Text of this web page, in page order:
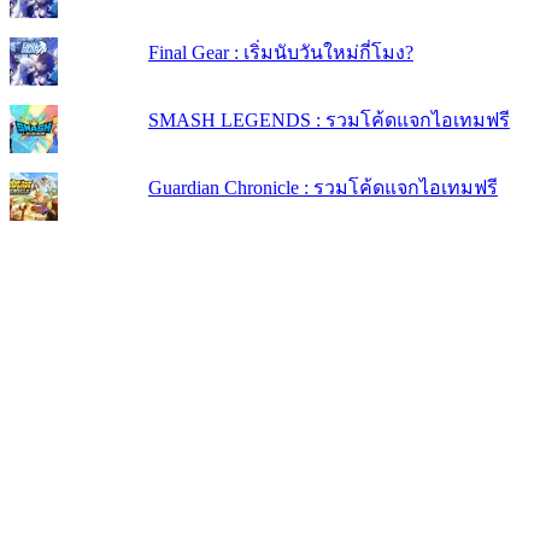
Final Gear : เริ่มนับวันใหม่กี่โมง?
SMASH LEGENDS : รวมโค้ดแจกไอเทมฟรี
Guardian Chronicle : รวมโค้ดแจกไอเทมฟรี